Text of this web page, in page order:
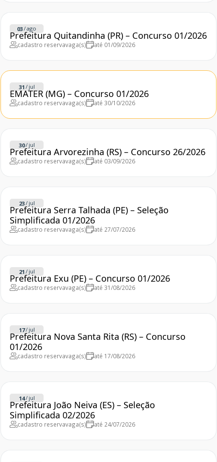
03/ago
Prefeitura Quitandinha (PR) – Concurso 01/2026
cadastro reservavaga(s) até 01/09/2026
31 / jul
EMATER (MG) – Concurso 01/2026
cadastro reservavaga(s) até 30/10/2026
30/ jul
Prefeitura Arvorezinha (RS) – Concurso 26/2026
cadastro reservavaga(s) até 03/09/2026
23/ jul
Prefeitura Serra Talhada (PE) – Seleção
Simplificada 01/2026
cadastro reservavaga(s) até 27/07/2026
21 / jul
Prefeitura Exu (PE) – Concurso 01/2026
cadastro reservavaga(s) até 31/08/2026
17/ jul
Prefeitura Nova Santa Rita (RS) – Concurso
01/2026
cadastro reservavaga(s) até 17/08/2026
14/ jul
Prefeitura João Neiva (ES) – Seleção
Simplificada 02/2026
cadastro reservavaga(s) até 24/07/2026